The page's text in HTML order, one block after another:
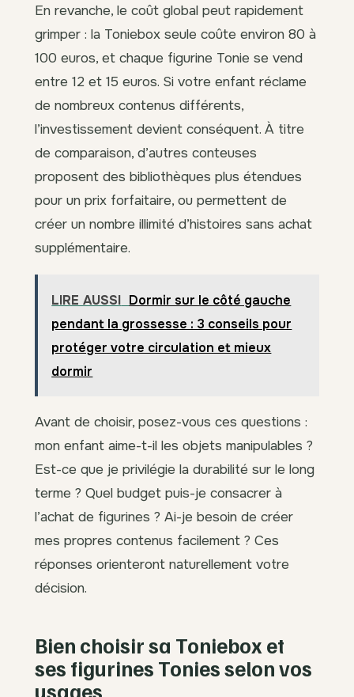
En revanche, le coût global peut rapidement
grimper : la Toniebox seule coûte environ 80 à
100 euros, et chaque figurine Tonie se vend
entre 12 et 15 euros. Si votre enfant réclame
de nombreux contenus différents,
l’investissement devient conséquent. À titre
de comparaison, d’autres conteuses
proposent des bibliothèques plus étendues
pour un prix forfaitaire, ou permettent de
créer un nombre illimité d’histoires sans achat
supplémentaire.
LIRE AUSSI Dormir sur le côté gauche
pendant la grossesse : 3 conseils pour
protéger votre circulation et mieux
dormir
Avant de choisir, posez-vous ces questions :
mon enfant aime-t-il les objets manipulables ?
Est-ce que je privilégie la durabilité sur le long
terme ? Quel budget puis-je consacrer à
l’achat de figurines ? Ai-je besoin de créer
mes propres contenus facilement ? Ces
réponses orienteront naturellement votre
décision.
Bien choisir sa Toniebox et
ses figurines Tonies selon vos
usages